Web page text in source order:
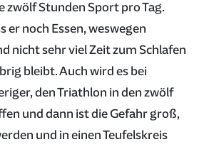
zwölf Stunden Sport pro Tag.
er noch Essen, weswegen
nicht sehr viel Zeit zum Schlafen
bleibt. Auch wird es bei
den Triathlon in den zwölf
und dann ist die Gefahr groß,
und in einen Teufelskreis